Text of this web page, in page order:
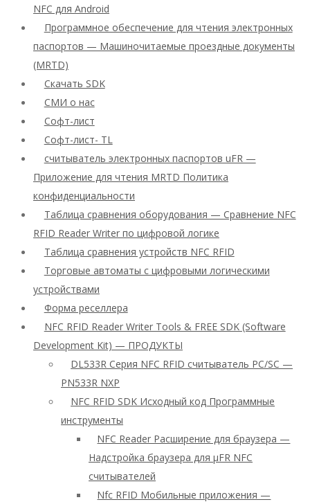
NFC для Android
Программное обеспечение для чтения электронных
паспортов — Машиночитаемые проездные документы
(MRTD)
Скачать SDK
СМИ о нас
Софт-лист
Софт-лист- TL
считыватель электронных паспортов uFR —
Приложение для чтения MRTD Политика
конфиденциальности
Таблица сравнения оборудования — Сравнение NFC
RFID Reader Writer по цифровой логике
Таблица сравнения устройств NFC RFID
Торговые автоматы с цифровыми логическими
устройствами
Форма реселлера
NFC RFID Reader Writer Tools & FREE SDK (Software
Development Kit) — ПРОДУКТЫ
DL533R Серия NFC RFID считыватель PC/SC —
PN533R NXP
NFC RFID SDK Исходный код Программные
инструменты
NFC Reader Расширение для браузера —
Надстройка браузера для μFR NFC
считывателей
Nfc RFID Мобильные приложения —